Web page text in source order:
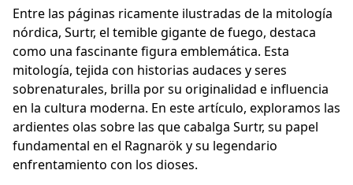
Entre las páginas ricamente ilustradas de la mitología
nórdica, Surtr, el temible gigante de fuego, destaca
como una fascinante figura emblemática. Esta
mitología, tejida con historias audaces y seres
sobrenaturales, brilla por su originalidad e influencia
en la cultura moderna. En este artículo, exploramos las
ardientes olas sobre las que cabalga Surtr, su papel
fundamental en el Ragnarök y su legendario
enfrentamiento con los dioses.